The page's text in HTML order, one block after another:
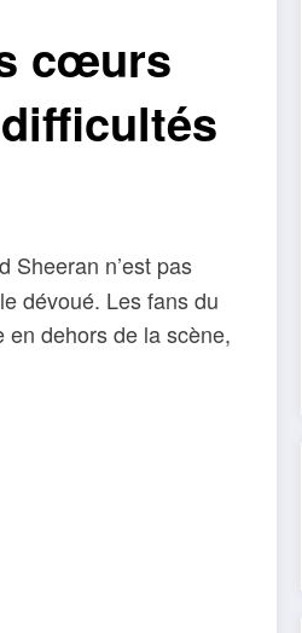
cœurs
Sheeran n’est pas
dévoué. Les fans du
en dehors de la scène,